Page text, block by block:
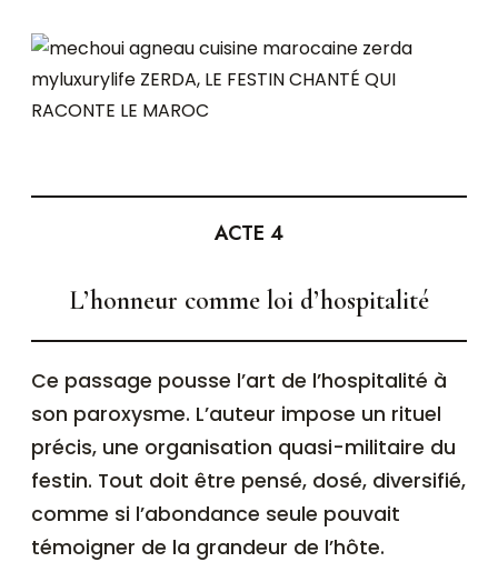
ACTE 4
L’honneur comme loi d’hospitalité
Ce passage pousse l’art de l’hospitalité à
son paroxysme. L’auteur impose un rituel
précis, une organisation quasi-militaire du
festin. Tout doit être pensé, dosé, diversifié,
comme si l’abondance seule pouvait
témoigner de la grandeur de l’hôte.